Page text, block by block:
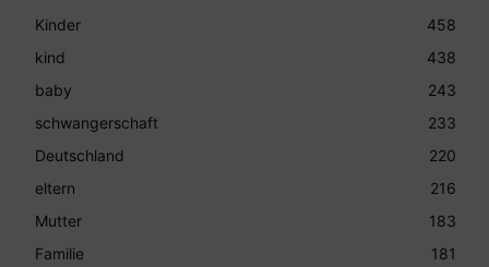
Kinder
458
kind
438
baby
243
schwangerschaft
233
Deutschland
220
eltern
216
Mutter
183
Familie
181